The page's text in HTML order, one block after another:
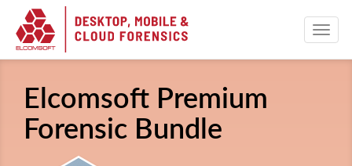
Elcomsoft Premium
Forensic Bundle